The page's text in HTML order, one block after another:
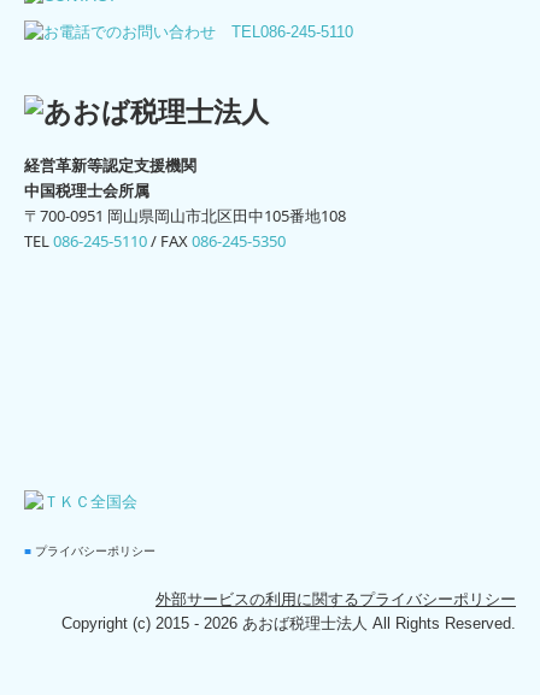
経営革新等認定支援機関
中国税理士会所属
〒700-0951 岡山県岡山市北区田中105番地108
TEL 086-245-5110/ FAX 086-245-5350
■ プライバシーポリシー
外部サービスの利用に関するプライバシーポリシー
Copyright (c) 2015 - 2026 あおば税理士法人 All Rights Reserved.